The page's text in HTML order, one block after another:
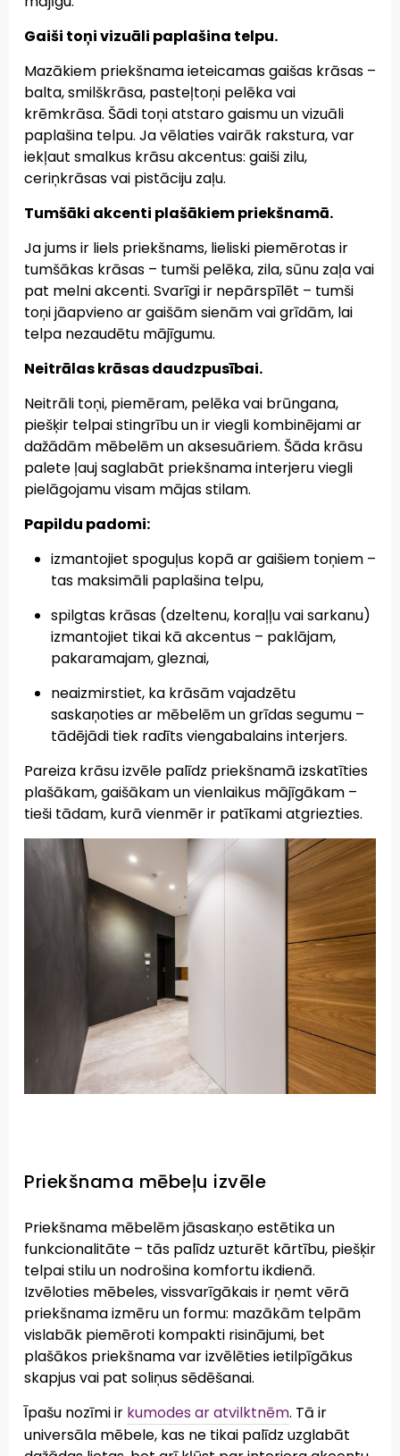
Gaiši toņi vizuāli paplašina telpu.
Mazākiem priekšnama ieteicamas gaišas krāsas –
balta, smilškrāsa, pasteļtoņi pelēka vai
krēmkrāsa. Šādi toņi atstaro gaismu un vizuāli
paplašina telpu. Ja vēlaties vairāk rakstura, var
iekļaut smalkus krāsu akcentus: gaiši zilu,
ceriņkrāsas vai pistāciju zaļu.
Tumšāki akcenti plašākiem priekšnamā.
Ja jums ir liels priekšnams, lieliski piemērotas ir
tumšākas krāsas – tumši pelēka, zila, sūnu zaļa vai
pat melni akcenti. Svarīgi ir nepārspīlēt – tumši
toņi jāapvieno ar gaišām sienām vai grīdām, lai
telpa nezaudētu mājīgumu.
Neitrālas krāsas daudzpusībai.
Neitrāli toņi, piemēram, pelēka vai brūngana,
piešķir telpai stingrību un ir viegli kombinējami ar
dažādām mēbelēm un aksesuāriem. Šāda krāsu
palete ļauj saglabāt priekšnama interjeru viegli
pielāgojamu visam mājas stilam.
Papildu padomi:
izmantojiet spoguļus kopā ar gaišiem toņiem –
tas maksimāli paplašina telpu,
spilgtas krāsas (dzeltenu, koraļļu vai sarkanu)
izmantojiet tikai kā akcentus – paklājam,
pakaramajam, gleznai,
neaizmirstiet, ka krāsām vajadzētu
saskaņoties ar mēbelēm un grīdas segumu –
tādējādi tiek radīts viengabalains interjers.
Pareiza krāsu izvēle palīdz priekšnamā izskatīties
plašākam, gaišākam un vienlaikus mājīgākam –
tieši tādam, kurā vienmēr ir patīkami atgriezties.
Priekšnama mēbeļu izvēle
Priekšnama mēbelēm jāsaskaņo estētika un
funkcionalitāte – tās palīdz uzturēt kārtību, piešķir
telpai stilu un nodrošina komfortu ikdienā.
Izvēloties mēbeles, vissvarīgākais ir ņemt vērā
priekšnama izmēru un formu: mazākām telpām
vislabāk piemēroti kompakti risinājumi, bet
plašākos priekšnama var izvēlēties ietilpīgākus
skapjus vai pat soliņus sēdēšanai.
Īpašu nozīmi ir kumodes ar atvilktnēm. Tā ir
universāla mēbele, kas ne tikai palīdz uzglabāt